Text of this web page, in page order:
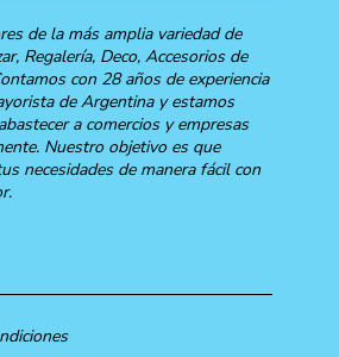
de la más amplia variedad de
Regalería, Deco, Accesorios de
con 28 años de experiencia
de Argentina y estamos
a comercios y empresas
Nuestro objetivo es que
necesidades de manera fácil con